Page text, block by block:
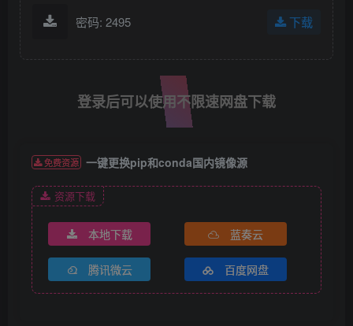
密码: 2495 下载
登录后可以使用不限速网盘下载
免费资源 一键更换pip和conda国内镜像源
资源下载
本地下载 蓝奏云
腾讯微云 百度网盘